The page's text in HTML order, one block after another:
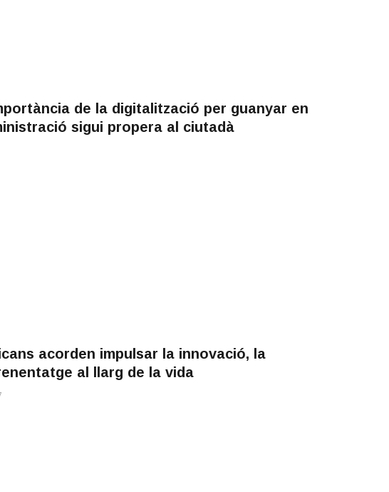
de la digitalització per guanyar en
sigui propera al ciutadà
acorden impulsar la innovació, la
al llarg de la vida